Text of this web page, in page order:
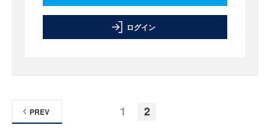
ログイン
1 2
PREV